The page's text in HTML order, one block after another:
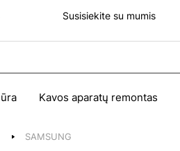
Susisiekite su mumis
Kavos aparatų remontas
SAMSUNG